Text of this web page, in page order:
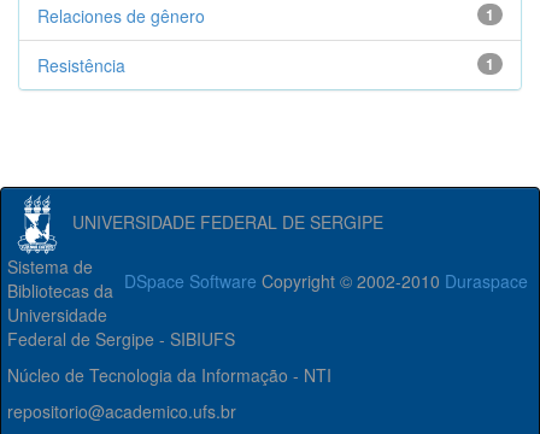
1
Relaciones de gênero
1
Resistência
UNIVERSIDADE FEDERAL DE SERGIPE
DSpace Software Copyright © 2002-2010 Duraspace
Sistema de
Bibliotecas da
Universidade
Federal de Sergipe - SIBIUFS
Núcleo de Tecnologia da Informação - NTI
repositorio@academico.ufs.br